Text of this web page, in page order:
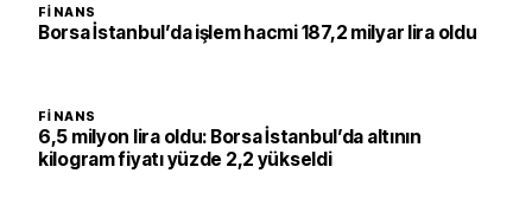
FINANS
Borsa İstanbul’da işlem hacmi 187,2 milyar lira oldu
FINANS
6,5 milyon lira oldu: Borsa İstanbul’da altının
kilogram fiyatı yüzde 2,2 yükseldi